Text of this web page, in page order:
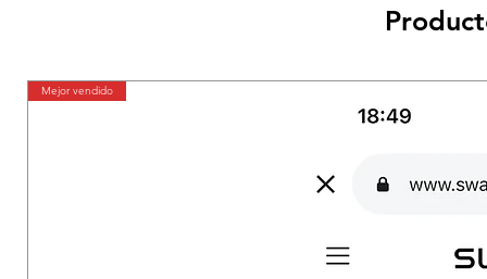
Mejor vendido